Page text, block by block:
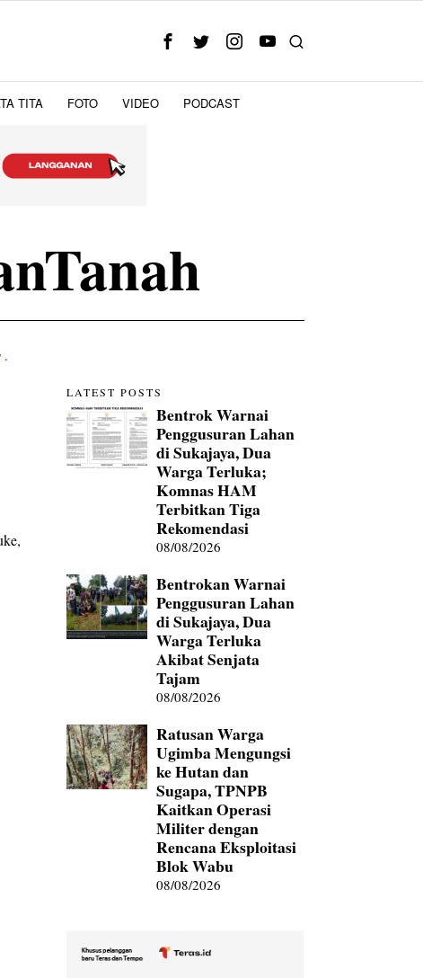
TITA FOTO VIDEO PODCAST
·
LATEST POSTS
Bentrok Warnai
Penggusuran Lahan
di Sukajaya, Dua
Warga Terluka;
Komnas HAM
Terbitkan Tiga
Rekomendasi
08/08/2026
Bentrokan Warnai
Penggusuran Lahan
di Sukajaya, Dua
Warga Terluka
Akibat Senjata
Tajam
08/08/2026
Ratusan Warga
Ugimba Mengungsi
ke Hutan dan
Sugapa, TPNPB
Kaitkan Operasi
Militer dengan
Rencana Eksploitasi
Blok Wabu
08/08/2026